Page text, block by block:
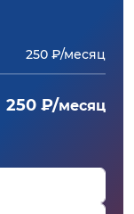
250 ₽/месяц
250 ₽/месяц